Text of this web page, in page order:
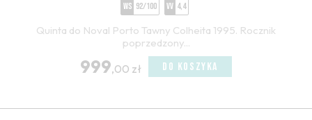
WS 92/100 VV 4,4
Quinta do Noval Porto Tawny Colheita 1995. Rocznik
poprzedzony...
999,00 zł DO KOSZYKA